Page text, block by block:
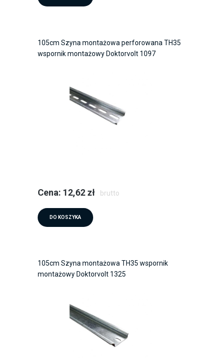
105cm Szyna montażowa perforowana TH35
wspornik montażowy Doktorvolt 1097
Cena: 12,62 zł brutto
DO KOSZYKA
105cm Szyna montażowa TH35 wspornik
montażowy Doktorvolt 1325